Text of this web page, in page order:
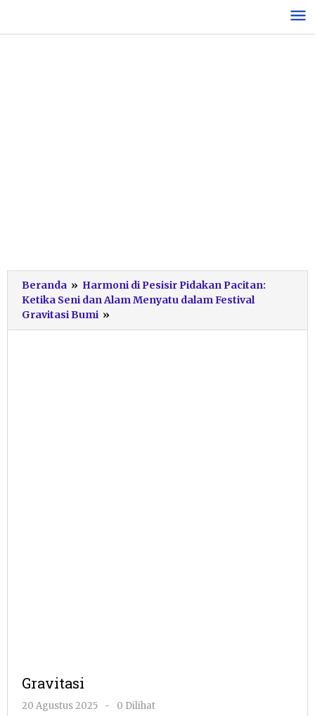
konten
Beranda » Harmoni di Pesisir Pidakan Pacitan:
Ketika Seni dan Alam Menyatu dalam Festival
Gravitasi Bumi »
Gravitasi
20 Agustus 2025
oleh
-
0 Dilihat